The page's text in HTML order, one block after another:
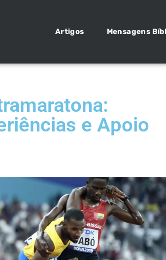
Artigos Mensagens
e Apoio